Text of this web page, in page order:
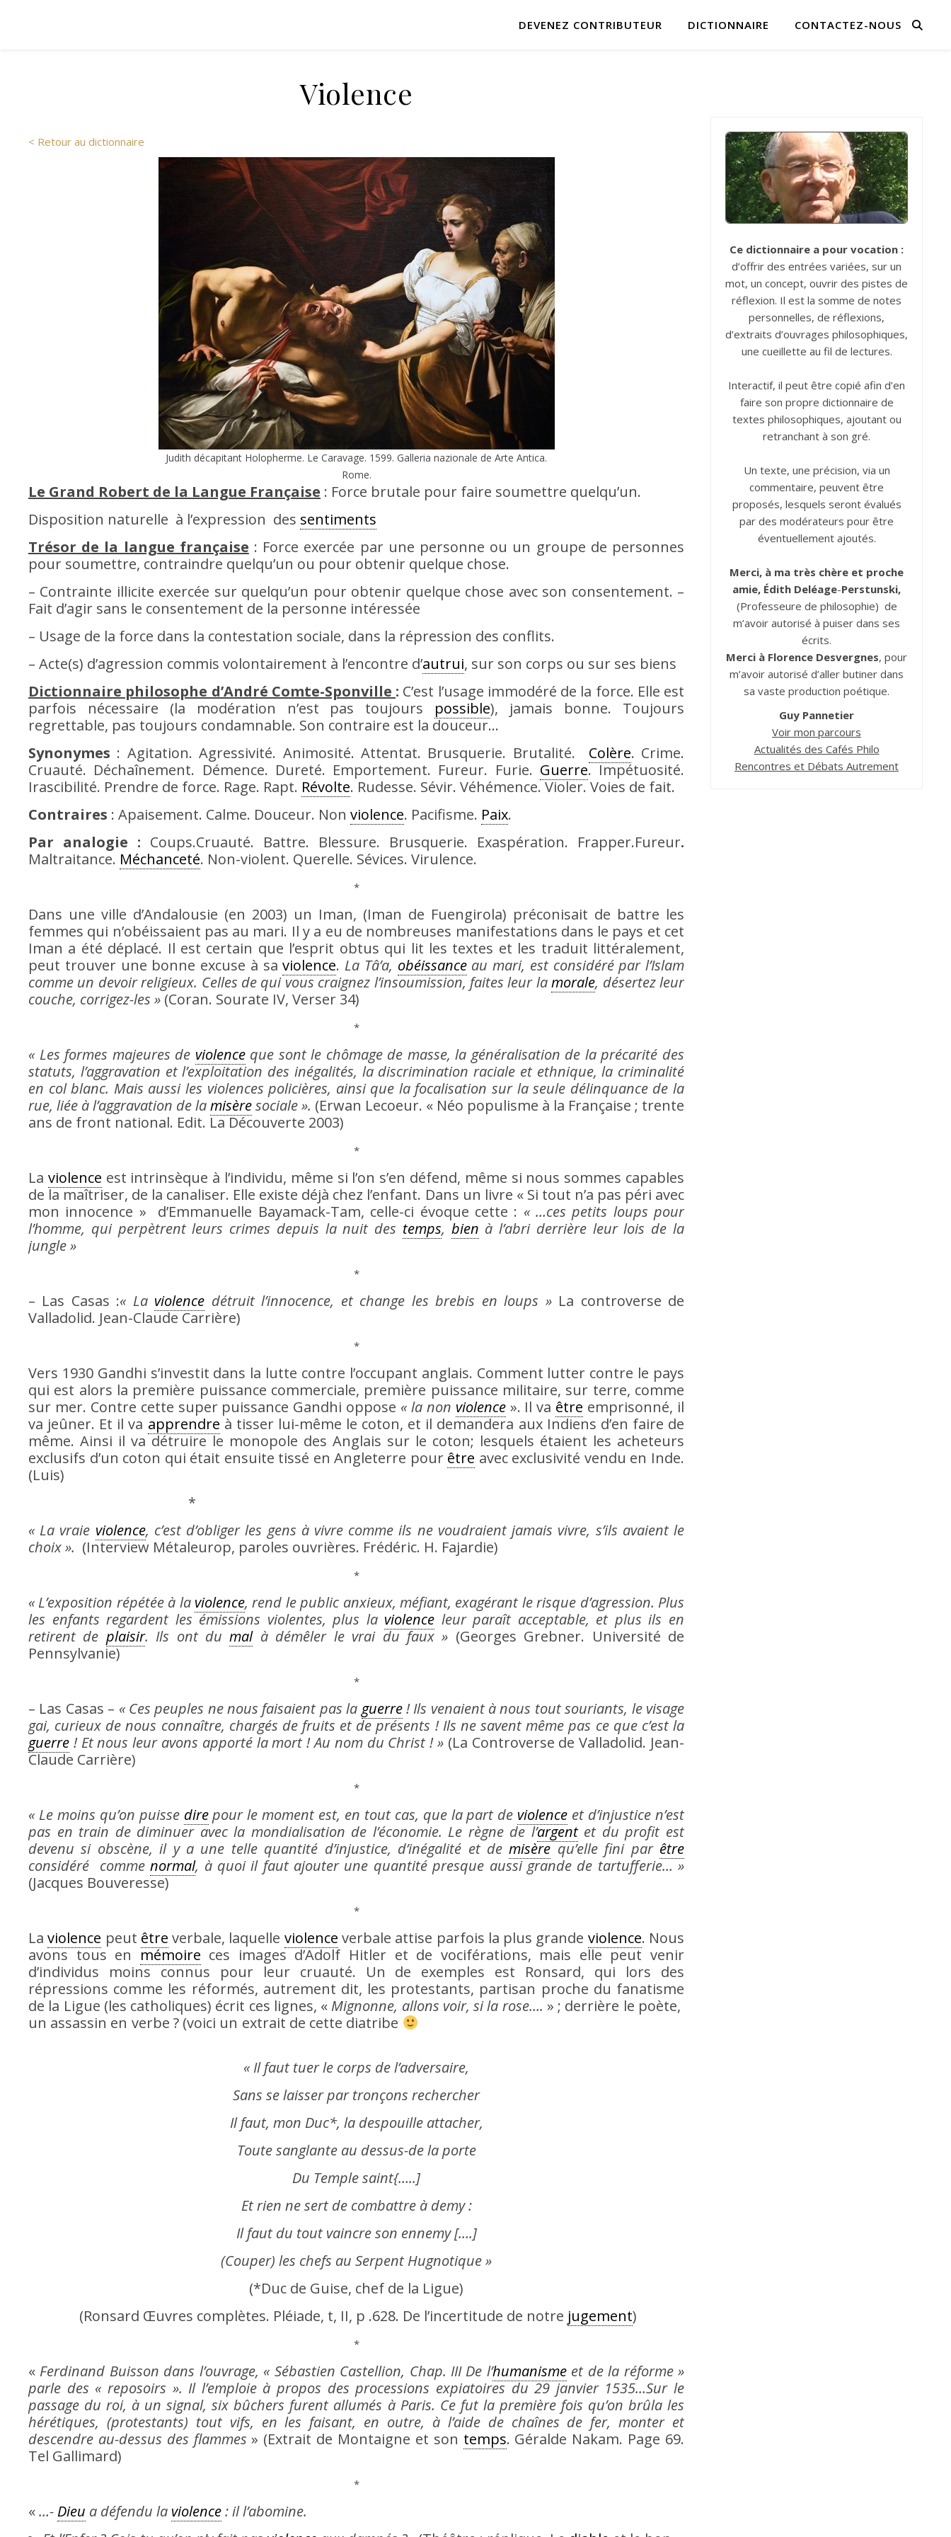
DEVENEZ CONTRIBUTEUR DICTIONNAIRE CONTACTEZ-NOUS
Violence
< Retour au dictionnaire
Judith décapitant Holopherme. Le Caravage. 1599. Galleria nazionale de Arte Antica.
Rome.
Le Grand Robert de la Langue Française : Force brutale pour faire soumettre quelqu’un.
Disposition naturelle à l’expression des sentiments
Trésor de la langue française : Force exercée par une personne ou un groupe de personnes
pour soumettre, contraindre quelqu’un ou pour obtenir quelque chose.
– Contrainte illicite exercée sur quelqu’un pour obtenir quelque chose avec son consentement. –
Fait d’agir sans le consentement de la personne intéressée
– Usage de la force dans la contestation sociale, dans la répression des conflits.
– Acte(s) d’agression commis volontairement à l’encontre d’autrui, sur son corps ou sur ses biens
Dictionnaire philosophe d’André Comte-Sponville : C’est l’usage immodéré de la force. Elle est
parfois nécessaire (la modération n’est pas toujours possible), jamais bonne. Toujours
regrettable, pas toujours condamnable. Son contraire est la douceur…
Synonymes : Agitation. Agressivité. Animosité. Attentat. Brusquerie. Brutalité. Colère. Crime.
Cruauté. Déchaînement. Démence. Dureté. Emportement. Fureur. Furie. Guerre. Impétuosité.
Irascibilité. Prendre de force. Rage. Rapt. Révolte. Rudesse. Sévir. Véhémence. Violer. Voies de fait.
Contraires : Apaisement. Calme. Douceur. Non violence. Pacifisme. Paix.
Par analogie : Coups.Cruauté. Battre. Blessure. Brusquerie. Exaspération. Frapper.Fureur.
Maltraitance. Méchanceté. Non-violent. Querelle. Sévices. Virulence.
*
Dans une ville d’Andalousie (en 2003) un Iman, (Iman de Fuengirola) préconisait de battre les
femmes qui n’obéissaient pas au mari. Il y a eu de nombreuses manifestations dans le pays et cet
Iman a été déplacé. Il est certain que l’esprit obtus qui lit les textes et les traduit littéralement,
peut trouver une bonne excuse à saviolence. La Tâ’a, obéissanceau mari, est considéré par l’Islam
comme un devoir religieux. Celles de qui vous craignez l’insoumission, faites leur lamorale, désertez leur
couche, corrigez-les » (Coran. Sourate IV, Verser 34)
*
« Les formes majeures de violenceque sont le chômage de masse, la généralisation de la précarité des
statuts, l’aggravation et l’exploitation des inégalités, la discrimination raciale et ethnique, la criminalité
en col blanc. Mais aussi les violences policières, ainsi que la focalisation sur la seule délinquance de la
rue, liée à l’aggravation de lamisèresociale ». (Erwan Lecoeur. « Néo populisme à la Française ; trente
ans de front national. Edit. La Découverte 2003)
*
La violence est intrinsèque à l’individu, même si l’on s’en défend, même si nous sommes capables
de la maîtriser, de la canaliser. Elle existe déjà chez l’enfant. Dans un livre « Si tout n’a pas péri avec
mon innocence » d’Emmanuelle Bayamack-Tam, celle-ci évoque cette : « …ces petits loups pour
l’homme, qui perpètrent leurs crimes depuis la nuit des temps, bien à l’abri derrière leur lois de la
jungle »
*
– Las Casas :« La violence détruit l’innocence, et change les brebis en loups »La controverse de
Valladolid. Jean-Claude Carrière)
*
Vers 1930 Gandhi s’investit dans la lutte contre l’occupant anglais. Comment lutter contre le pays
qui est alors la première puissance commerciale, première puissance militaire, sur terre, comme
sur mer. Contre cette super puissance Gandhi oppose « la non violence». Il va être emprisonné, il
va jeûner. Et il va apprendre à tisser lui-même le coton, et il demandera aux Indiens d’en faire de
même. Ainsi il va détruire le monopole des Anglais sur le coton; lesquels étaient les acheteurs
exclusifs d’un coton qui était ensuite tissé en Angleterre pour être avec exclusivité vendu en Inde.
(Luis)
*
« La vraie violence, c’est d’obliger les gens à vivre comme ils ne voudraient jamais vivre, s’ils avaient le
choix ». (Interview Métaleurop, paroles ouvrières. Frédéric. H. Fajardie)
*
« L’exposition répétée à la violence, rend le public anxieux, méfiant, exagérant le risque d’agression. Plus
les enfants regardent les émissions violentes, plus la violence leur paraît acceptable, et plus ils en
retirent de plaisir. Ils ont dumalà démêler le vrai du faux » (Georges Grebner. Université de
Pennsylvanie)
*
– Las Casas – « Ces peuples ne nous faisaient pas la guerre! Ils venaient à nous tout souriants, le visage
gai, curieux de nous connaître, chargés de fruits et de présents ! Ils ne savent même pas ce que c’est la
guerre ! Et nous leur avons apporté la mort ! Au nom du Christ ! » (La Controverse de Valladolid. Jean-
Claude Carrière)
*
« Le moins qu’on puisse direpour le moment est, en tout cas, que la part de violence et d’injustice n’est
pas en train de diminuer avec la mondialisation de l’économie. Le règne de l’argentet du profit est
devenu si obscène, il y a une telle quantité d’injustice, d’inégalité et demisère qu’elle fini par être
considéré commenormal, à quoi il faut ajouter une quantité presque aussi grande de tartufferie… »
(Jacques Bouveresse)
*
Laviolence peut être verbale, laquelle violence verbale attise parfois la plus grande violence. Nous
avons tous en mémoire ces images d’Adolf Hitler et de vociférations, mais elle peut venir
d’individus moins connus pour leur cruauté. Un de exemples est Ronsard, qui lors des
répressions comme les réformés, autrement dit, les protestants, partisan proche du fanatisme
de la Ligue (les catholiques) écrit ces lignes, « Mignonne, allons voir, si la rose…. » ; derrière le poète,
un assassin en verbe ? (voici un extrait de cette diatribe
« Il faut tuer le corps de l’adversaire,
Sans se laisser par tronçons rechercher
Il faut, mon Duc*, la despouille attacher,
Toute sanglante au dessus-de la porte
Du Temple saint{…..]
Et rien ne sert de combattre à demy :
Il faut du tout vaincre son ennemy [….]
(Couper) les chefs au Serpent Hugnotique »
(*Duc de Guise, chef de la Ligue)
(Ronsard Œuvres complètes. Pléiade, t, II, p .628. De l’incertitude de notre jugement)
*
« Ferdinand Buisson dans l’ouvrage, « Sébastien Castellion, Chap. III De l’humanismeet de la réforme »
parle des « reposoirs ». Il l’emploie à propos des processions expiatoires du 29 janvier 1535…Sur le
passage du roi, à un signal, six bûchers furent allumés à Paris. Ce fut la première fois qu’on brûla les
hérétiques, (protestants) tout vifs, en les faisant, en outre, à l’aide de chaînes de fer, monter et
descendre au-dessus des flammes » (Extrait de Montaigne et son temps. Géralde Nakam. Page 69.
Tel Gallimard)
*
«…- Dieu a défendu la violence: il l’abomine.
Ce dictionnaire a pour vocation :
d’offrir des entrées variées, sur un
mot, un concept, ouvrir des pistes de
réflexion. Il est la somme de notes
personnelles, de réflexions,
d’extraits d’ouvrages philosophiques,
une cueillette au fil de lectures.
Interactif, il peut être copié afin d’en
faire son propre dictionnaire de
textes philosophiques, ajoutant ou
retranchant à son gré.
Un texte, une précision, via un
commentaire, peuvent être
proposés, lesquels seront évalués
par des modérateurs pour être
éventuellement ajoutés.
Merci, à ma très chère et proche
amie, Édith Deléage-Perstunski,
(Professeure de philosophie) de
m’avoir autorisé à puiser dans ses
écrits.
Merci à Florence Desvergnes, pour
m’avoir autorisé d’aller butiner dans
sa vaste production poétique.
Guy Pannetier
Voir mon parcours
Actualités des Cafés Philo
Rencontres et Débats Autrement